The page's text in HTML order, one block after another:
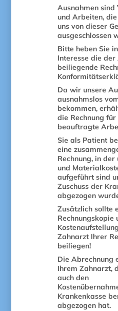
Ausnahmen sind
und Arbeiten,
uns von dieser
ausgeschlossen
Bitte heben Sie
Interesse die
beiliegende
Da wir unsere
ausnahmslos
bekommen,
die Rechnung für
beauftragte
Sie als Patient
eine
Rechnung, in
und
aufgeführt sind
Zuschuss der
abgezogen
Zusätzlich sollte
Rechnungskopie
Zahnarzt Ihrer
beiliegen!
Die Abrechnung
Ihrem Zahnarzt,
auch den
Krankenkasse
abgezogen hat.